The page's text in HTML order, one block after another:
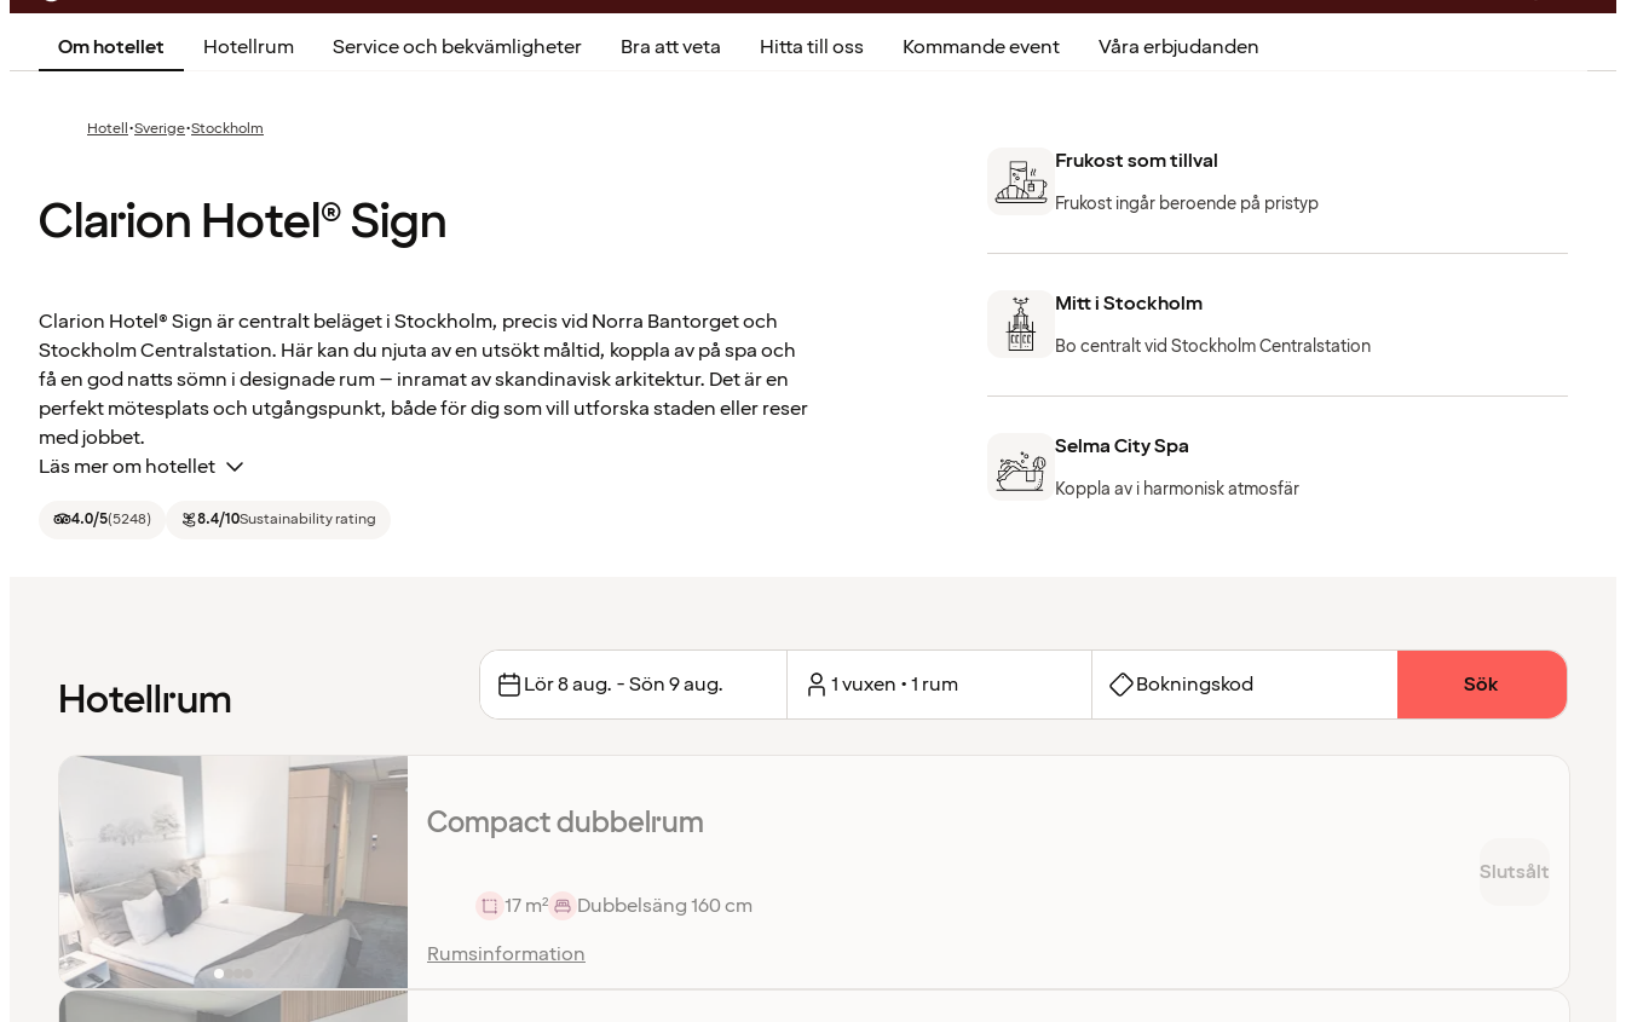
Om hotellet Hotellrum Service och bekvämligheter Bra att veta Hitta till oss Kommande event Våra erbjudanden
Hotell·Sverige·Stockholm
Clarion Hotel® Sign
Clarion Hotel® Sign är centralt beläget i Stockholm, precis vid Norra Bantorget och
Stockholm Centralstation. Här kan du njuta av en utsökt måltid, koppla av på spa och
få en god natts sömn i designade rum – inramat av skandinavisk arkitektur. Det är en
perfekt mötesplats och utgångspunkt, både för dig som vill utforska staden eller reser
med jobbet.
Läs mer om hotellet
4.0/5(5248) 8.4/10Sustainability rating
Frukost som tillval
Frukost ingår beroende på pristyp
Mitt i Stockholm
Bo centralt vid Stockholm Centralstation
Selma City Spa
Koppla av i harmonisk atmosfär
Hotellrum Lör 8 aug. - Sön 9 aug. 1 vuxen • 1 rum Bokningskod Sök
Compact dubbelrum
17 m²
Dubbelsäng 160 cm
Rumsinformation
Slutsålt